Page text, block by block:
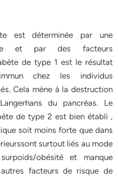
est déterminée par une
et par des facteurs
de type 1 est le résultat
chez les individus
Cela mène à la destruction
du pancréas. Le
de type 2 est bien établi ,
soit moins forte que dans
surtout liés au mode
obésité et manque
facteurs de risque de